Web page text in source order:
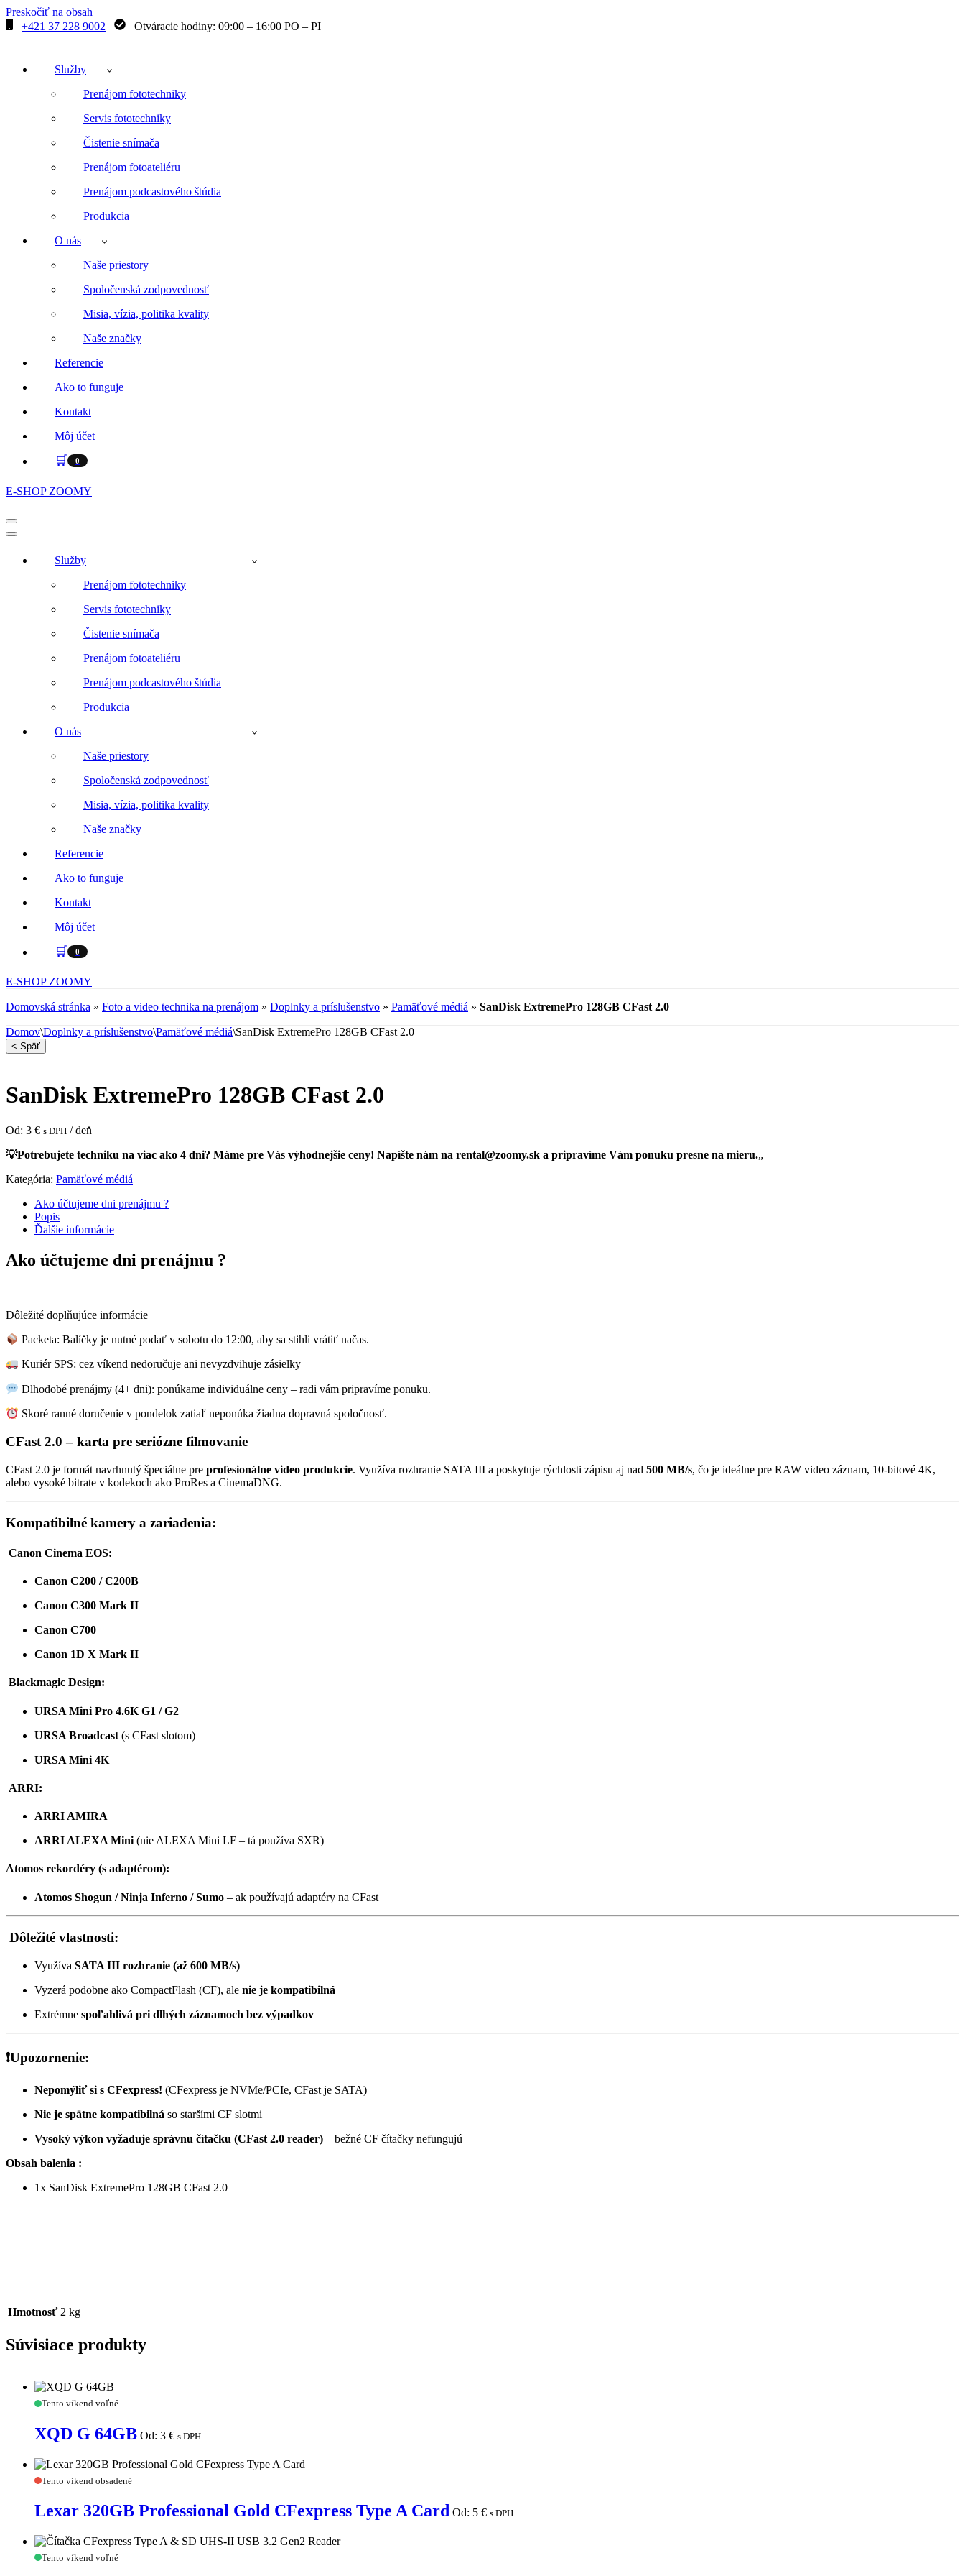
Preskočiť na obsah
+421 37 228 9002
Otváracie hodiny: 09:00 – 16:00 PO – PI
Služby
Prenájom fototechniky
Servis fototechniky
Čistenie snímača
Prenájom fotoateliéru
Prenájom podcastového štúdia
Produkcia
O nás
Naše priestory
Spoločenská zodpovednosť
Misia, vízia, politika kvality
Naše značky
Referencie
Ako to funguje
Kontakt
Môj účet
🛒 0
E-SHOP ZOOMY
Menu
navigácie
Menu
Služby
Prenájom fototechniky
Servis fototechniky
Čistenie snímača
Prenájom fotoateliéru
Prenájom podcastového štúdia
Produkcia
O nás
Naše priestory
Spoločenská zodpovednosť
Misia, vízia, politika kvality
Naše značky
Referencie
Ako to funguje
Kontakt
Môj účet
🛒 0
E-SHOP ZOOMY
Domovská stránka » Foto a video technika na prenájom » Doplnky a príslušenstvo » Pamäťové médiá » SanDisk ExtremePro 128GB CFast 2.0
Domov\Doplnky a príslušenstvo\Pamäťové médiá\SanDisk ExtremePro 128GB CFast 2.0
< Späť
SanDisk ExtremePro 128GB CFast 2.0
Od: 3 € s DPH / deň
💡Potrebujete techniku na viac ako 4 dni? Máme pre Vás výhodnejšie ceny! Napíšte nám na rental@zoomy.sk a pripravíme Vám ponuku presne na mieru.„
Kategória: Pamäťové médiá
Ako účtujeme dni prenájmu ?
Popis
Ďalšie informácie
Ako účtujeme dni prenájmu ?
Dôležité doplňujúce informácie
Packeta: Balíčky je nutné podať v sobotu do 12:00, aby sa stihli vrátiť načas.
Kuriér SPS: cez víkend nedoručuje ani nevyzdvihuje zásielky
Dlhodobé prenájmy (4+ dni): ponúkame individuálne ceny – radi vám pripravíme ponuku.
Skoré ranné doručenie v pondelok zatiaľ neponúka žiadna dopravná spoločnosť.
CFast 2.0 – karta pre seriózne filmovanie
CFast 2.0 je formát navrhnutý špeciálne pre profesionálne video produkcie. Využíva rozhranie SATA III a poskytuje rýchlosti zápisu aj nad 500 MB/s, čo je ideálne pre RAW video záznam, 10-bitové 4K,
alebo vysoké bitrate v kodekoch ako ProRes a CinemaDNG.
Kompatibilné kamery a zariadenia:
Canon Cinema EOS:
Canon C200 / C200B
Canon C300 Mark II
Canon C700
Canon 1D X Mark II
Blackmagic Design:
URSA Mini Pro 4.6K G1 / G2
URSA Broadcast (s CFast slotom)
URSA Mini 4K
ARRI:
ARRI AMIRA
ARRI ALEXA Mini (nie ALEXA Mini LF – tá používa SXR)
Atomos rekordéry (s adaptérom):
Atomos Shogun / Ninja Inferno / Sumo – ak používajú adaptéry na CFast
Dôležité vlastnosti:
Využíva SATA III rozhranie (až 600 MB/s)
Vyzerá podobne ako CompactFlash (CF), ale nie je kompatibilná
Extrémne spoľahlivá pri dlhých záznamoch bez výpadkov
❗️Upozornenie:
Nepomýliť si s CFexpress! (CFexpress je NVMe/PCIe, CFast je SATA)
Nie je spätne kompatibilná so staršími CF slotmi
Vysoký výkon vyžaduje správnu čítačku (CFast 2.0 reader) – bežné CF čítačky nefungujú
Obsah balenia :
1x SanDisk ExtremePro 128GB CFast 2.0
Hmotnosť 2 kg
Súvisiace produkty
XQD
Tento víkend voľné
XQD G 64GB Od: 3 € s DPH
Lexar
Professional
Gold
Type
A
Tento víkend obsadené
Lexar 320GB Professional Gold CFexpress Type A Card Od: 5 € s DPH
Čítačka
Tento víkend voľné